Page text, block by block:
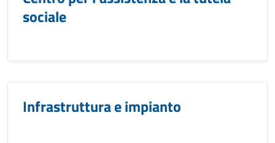
sociale
Infrastruttura e impianto